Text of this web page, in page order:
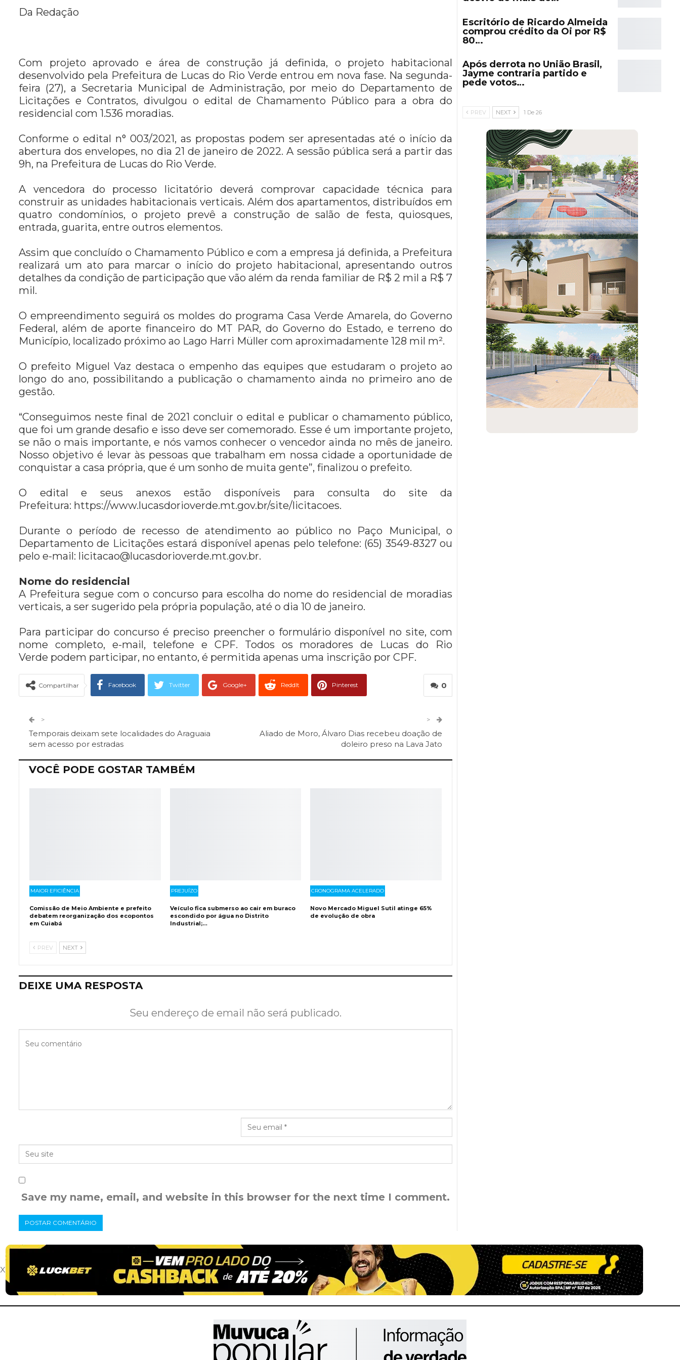
Da Redação
Com projeto aprovado e área de construção já definida, o projeto habitacional
desenvolvido pela Prefeitura de Lucas do Rio Verde entrou em nova fase. Na segunda-
feira (27), a Secretaria Municipal de Administração, por meio do Departamento de
Licitações e Contratos, divulgou o edital de Chamamento Público para a obra do
residencial com 1.536 moradias.
Conforme o edital n° 003/2021, as propostas podem ser apresentadas até o início da
abertura dos envelopes, no dia 21 de janeiro de 2022. A sessão pública será a partir das
9h, na Prefeitura de Lucas do Rio Verde.
A vencedora do processo licitatório deverá comprovar capacidade técnica para
construir as unidades habitacionais verticais. Além dos apartamentos, distribuídos em
quatro condomínios, o projeto prevê a construção de salão de festa, quiosques,
entrada, guarita, entre outros elementos.
Assim que concluído o Chamamento Público e com a empresa já definida, a Prefeitura
realizará um ato para marcar o início do projeto habitacional, apresentando outros
detalhes da condição de participação que vão além da renda familiar de R$ 2 mil a R$ 7
mil.
O empreendimento seguirá os moldes do programa Casa Verde Amarela, do Governo
Federal, além de aporte financeiro do MT PAR, do Governo do Estado, e terreno do
Município, localizado próximo ao Lago Harri Müller com aproximadamente 128 mil m².
O prefeito Miguel Vaz destaca o empenho das equipes que estudaram o projeto ao
longo do ano, possibilitando a publicação o chamamento ainda no primeiro ano de
gestão.
“Conseguimos neste final de 2021 concluir o edital e publicar o chamamento público,
que foi um grande desafio e isso deve ser comemorado. Esse é um importante projeto,
se não o mais importante, e nós vamos conhecer o vencedor ainda no mês de janeiro.
Nosso objetivo é levar às pessoas que trabalham em nossa cidade a oportunidade de
conquistar a casa própria, que é um sonho de muita gente”, finalizou o prefeito.
O edital e seus anexos estão disponíveis para consulta do site da
Prefeitura: https://www.lucasdorioverde.mt.gov.br/site/licitacoes.
Durante o período de recesso de atendimento ao público no Paço Municipal, o
Departamento de Licitações estará disponível apenas pelo telefone: (65) 3549-8327 ou
pelo e-mail: licitacao@lucasdorioverde.mt.gov.br.
Nome do residencial
A Prefeitura segue com o concurso para escolha do nome do residencial de moradias
verticais, a ser sugerido pela própria população, até o dia 10 de janeiro.
Para participar do concurso é preciso preencher o formulário disponível no site, com
nome completo, e-mail, telefone e CPF. Todos os moradores de Lucas do Rio
Verde podem participar, no entanto, é permitida apenas uma inscrição por CPF.
0
Compartilhar Facebook Twitter Google+ ReddIt Pinterest
>
Temporais deixam sete localidades do Araguaia
sem acesso por estradas
>
Aliado de Moro, Álvaro Dias recebeu doação de
doleiro preso na Lava Jato
VOCÊ PODE GOSTAR TAMBÉM
MAIOR EFICIÊNCIA
Comissão de Meio Ambiente e prefeito
debatem reorganização dos ecopontos
em Cuiabá
PREJUÍZO
Veículo fica submerso ao cair em buraco
escondido por água no Distrito
Industrial;…
CRONOGRAMA ACELERADO
Novo Mercado Miguel Sutil atinge 65%
de evolução de obra
PREV NEXT
DEIXE UMA RESPOSTA
Seu endereço de email não será publicado.
Save my name, email, and website in this browser for the next time I comment.
Escritório de Ricardo Almeida
comprou crédito da Oi por R$
80…
Após derrota no União Brasil,
Jayme contraria partido e
pede votos…
PREV NEXT 1 De 26
x